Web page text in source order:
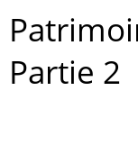
Partie 2